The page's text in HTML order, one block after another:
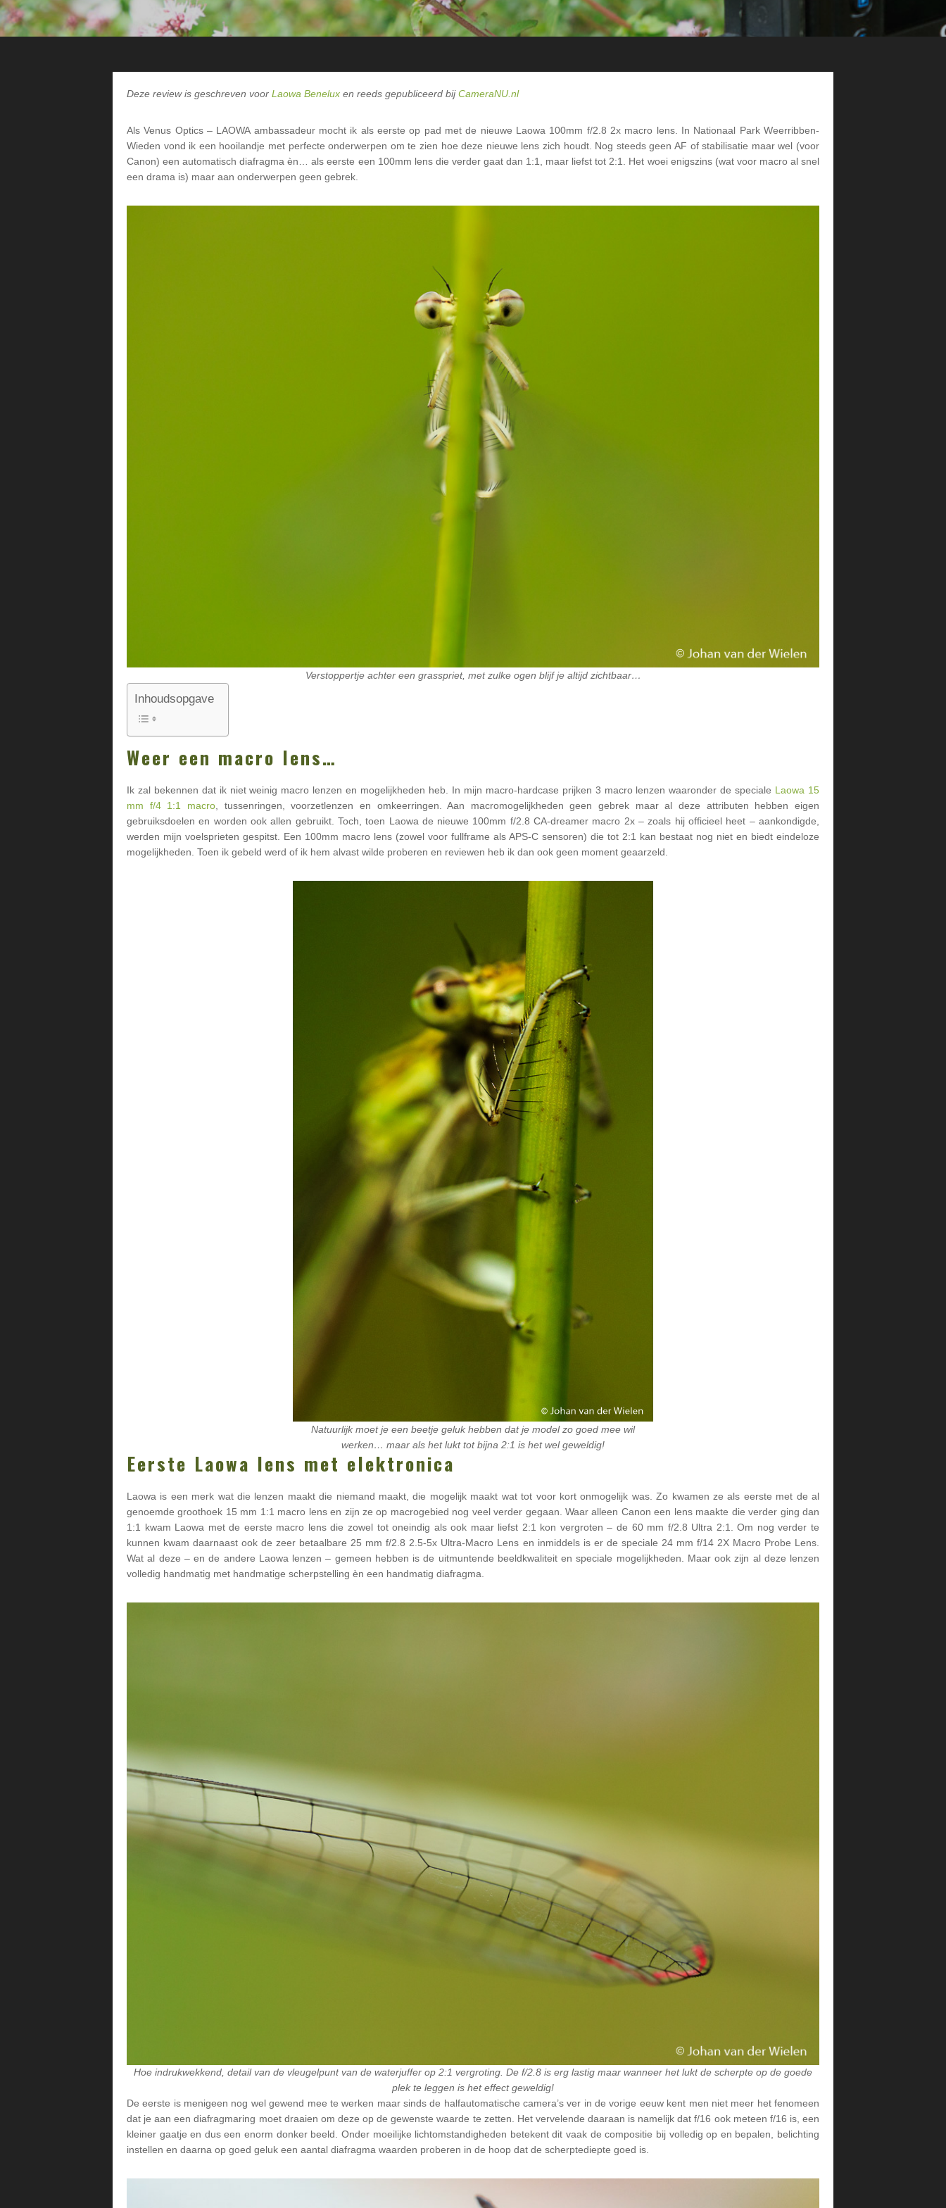
Deze review is geschreven voor Laowa Benelux en reeds gepubliceerd bijCameraNU.nl
Als Venus Optics – LAOWA ambassadeur mocht ik als eerste op pad met de nieuwe Laowa 100mm f/2.8 2x macro lens. In Nationaal Park Weerribben-
Wieden vond ik een hooilandje met perfecte onderwerpen om te zien hoe deze nieuwe lens zich houdt. Nog steeds geen AF of stabilisatie maar wel (voor
Canon) een automatisch diafragma èn… als eerste een 100mm lens die verder gaat dan 1:1, maar liefst tot 2:1. Het woei enigszins (wat voor macro al snel
een drama is) maar aan onderwerpen geen gebrek.
Verstoppertje achter een grasspriet, met zulke ogen blijf je altijd zichtbaar…
Inhoudsopgave
Weer een macro lens…
Ik zal bekennen dat ik niet weinig macro lenzen en mogelijkheden heb. In mijn macro-hardcase prijken 3 macro lenzen waaronder de speciale Laowa 15
mm f/4 1:1 macro, tussenringen, voorzetlenzen en omkeerringen. Aan macromogelijkheden geen gebrek maar al deze attributen hebben eigen
gebruiksdoelen en worden ook allen gebruikt. Toch, toen Laowa de nieuwe 100mm f/2.8 CA-dreamer macro 2x – zoals hij officieel heet – aankondigde,
werden mijn voelsprieten gespitst. Een 100mm macro lens (zowel voor fullframe als APS-C sensoren) die tot 2:1 kan bestaat nog niet en biedt eindeloze
mogelijkheden. Toen ik gebeld werd of ik hem alvast wilde proberen en reviewen heb ik dan ook geen moment geaarzeld.
Natuurlijk moet je een beetje geluk hebben dat je model zo goed mee wil
werken… maar als het lukt tot bijna 2:1 is het wel geweldig!
Eerste Laowa lens met elektronica
Laowa is een merk wat die lenzen maakt die niemand maakt, die mogelijk maakt wat tot voor kort onmogelijk was. Zo kwamen ze als eerste met de al
genoemde groothoek 15 mm 1:1 macro lens en zijn ze op macrogebied nog veel verder gegaan. Waar alleen Canon een lens maakte die verder ging dan
1:1 kwam Laowa met de eerste macro lens die zowel tot oneindig als ook maar liefst 2:1 kon vergroten – de 60 mm f/2.8 Ultra 2:1. Om nog verder te
kunnen kwam daarnaast ook de zeer betaalbare 25 mm f/2.8 2.5-5x Ultra-Macro Lens en inmiddels is er de speciale 24 mm f/14 2X Macro Probe Lens.
Wat al deze – en de andere Laowa lenzen – gemeen hebben is de uitmuntende beeldkwaliteit en speciale mogelijkheden. Maar ook zijn al deze lenzen
volledig handmatig met handmatige scherpstelling èn een handmatig diafragma.
Hoe indrukwekkend, detail van de vleugelpunt van de waterjuffer op 2:1 vergroting. De f/2.8 is erg lastig maar wanneer het lukt de scherpte op de goede
plek te leggen is het effect geweldig!
De eerste is menigeen nog wel gewend mee te werken maar sinds de halfautomatische camera’s ver in de vorige eeuw kent men niet meer het fenomeen
dat je aan een diafragmaring moet draaien om deze op de gewenste waarde te zetten. Het vervelende daaraan is namelijk dat f/16 ook meteen f/16 is, een
kleiner gaatje en dus een enorm donker beeld. Onder moeilijke lichtomstandigheden betekent dit vaak de compositie bij volledig op en bepalen, belichting
instellen en daarna op goed geluk een aantal diafragma waarden proberen in de hoop dat de scherptediepte goed is.